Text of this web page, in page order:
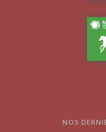
NOS